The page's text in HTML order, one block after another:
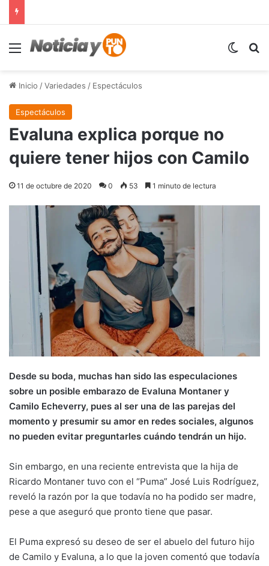
Menú
Inicio /Variedades / Espectáculos
Espectáculos
Evaluna explica porque no
quiere tener hijos con Camilo
11 de octubre de 2020 0 53 1 minuto de lectura
Desde su boda, muchas han sido las especulaciones
sobre un posible embarazo de Evaluna Montaner y
Camilo Echeverry, pues al ser una de las parejas del
momento y presumir su amor en redes sociales, algunos
no pueden evitar preguntarles cuándo tendrán un hijo.
Sin embargo, en una reciente entrevista que la hija de
Ricardo Montaner tuvo con el “Puma” José Luis Rodríguez,
reveló la razón por la que todavía no ha podido ser madre,
pese a que aseguró que pronto tiene que pasar.
El Puma expresó su deseo de ser el abuelo del futuro hijo
de Camilo y Evaluna, a lo que la joven comentó que todavía